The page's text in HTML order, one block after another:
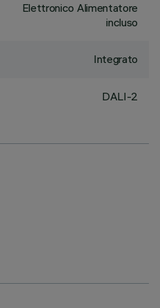
Elettronico Alimentatore
incluso
Integrato
DALI-2